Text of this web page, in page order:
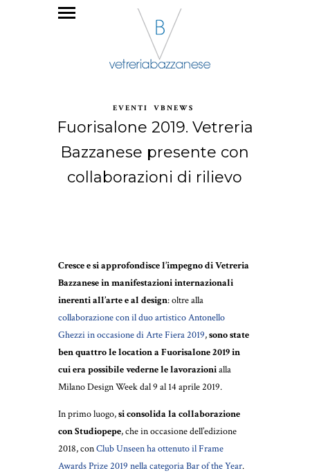
EVENTI VBNEWS
Fuorisalone 2019. Vetreria
Bazzanese presente con
collaborazioni di rilievo
Cresce e si approfondisce l’impegno di Vetreria
Bazzanese in manifestazioni internazionali
inerenti all’arte e al design: oltre alla
collaborazione con il duo artistico Antonello
Ghezzi in occasione di Arte Fiera 2019,sono state
ben quattro le location a Fuorisalone 2019 in
cui era possibile vederne le lavorazionialla
Milano Design Week dal 9 al 14 aprile 2019.
In primo luogo,si consolida la collaborazione
con Studiopepe, che in occasione dell’edizione
2018, conClub Unseen ha ottenuto il Frame
Awards Prize 2019 nella categoria Bar of the Year.